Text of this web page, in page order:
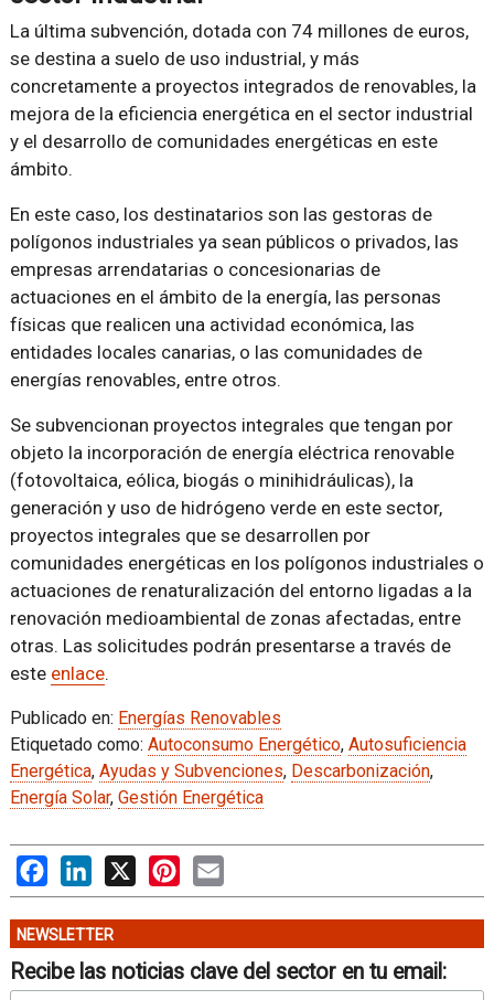
La última subvención, dotada con 74 millones de euros,
se destina a suelo de uso industrial, y más
concretamente a proyectos integrados de renovables, la
mejora de la eficiencia energética en el sector industrial
y el desarrollo de comunidades energéticas en este
ámbito.
En este caso, los destinatarios son las gestoras de
polígonos industriales ya sean públicos o privados, las
empresas arrendatarias o concesionarias de
actuaciones en el ámbito de la energía, las personas
físicas que realicen una actividad económica, las
entidades locales canarias, o las comunidades de
energías renovables, entre otros.
Se subvencionan proyectos integrales que tengan por
objeto la incorporación de energía eléctrica renovable
(fotovoltaica, eólica, biogás o minihidráulicas), la
generación y uso de hidrógeno verde en este sector,
proyectos integrales que se desarrollen por
comunidades energéticas en los polígonos industriales o
actuaciones de renaturalización del entorno ligadas a la
renovación medioambiental de zonas afectadas, entre
otras. Las solicitudes podrán presentarse a través de
este enlace.
Publicado en: Energías Renovables
Etiquetado como: Autoconsumo Energético, Autosuficiencia
Energética, Ayudas y Subvenciones, Descarbonización,
Energía Solar, Gestión Energética
FacebookLinkedIn
X PinterestEmail
NEWSLETTER
Recibe las noticias clave del sector en tu email: